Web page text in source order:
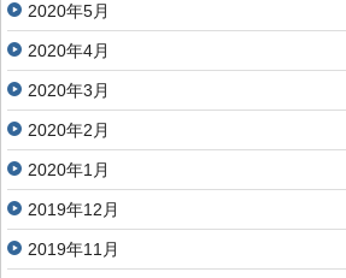
2020年5月
2020年4月
2020年3月
2020年2月
2020年1月
2019年12月
2019年11月